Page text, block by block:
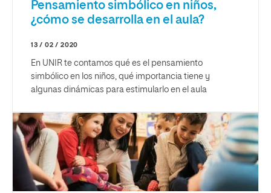
Pensamiento simbólico en niños,
¿cómo se desarrolla en el aula?
13 / 02 / 2020
En UNIR te contamos qué es el pensamiento
simbólico en los niños, qué importancia tiene y
algunas dinámicas para estimularlo en el aula